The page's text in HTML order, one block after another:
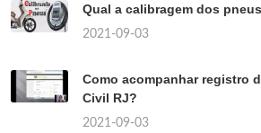
Qual a calibragem dos
2021-09-03
Como acompanhar registro
Civil RJ?
2021-09-03